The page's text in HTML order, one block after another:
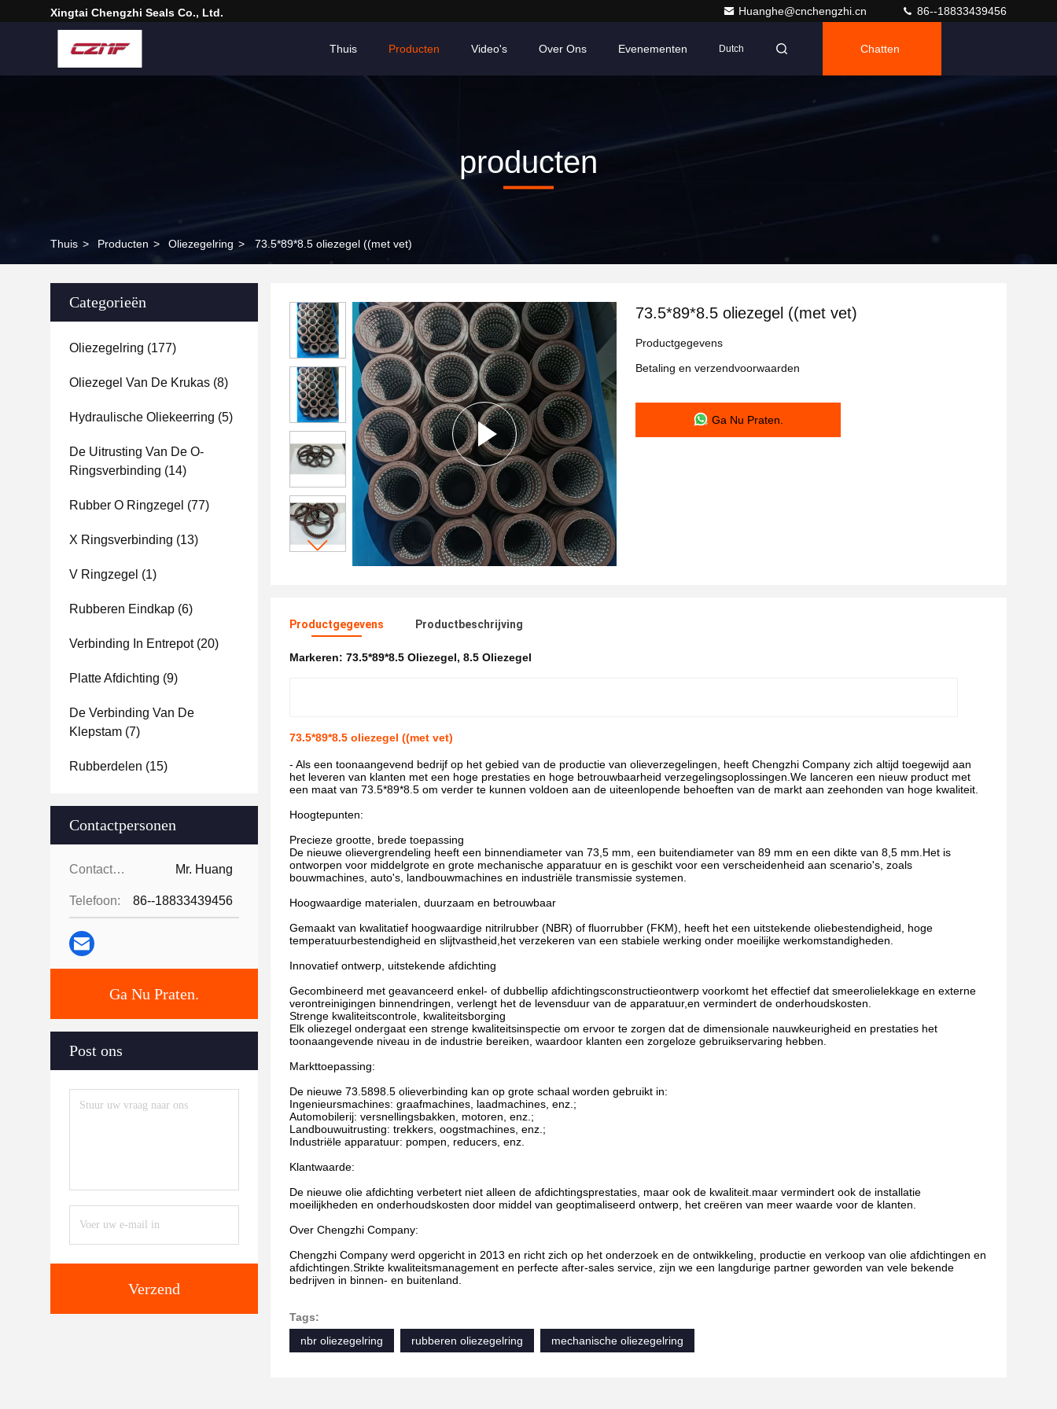
Xingtai Chengzhi Seals Co., Ltd. Huanghe@cnchengzhi.cn 86--18833439456
Thuis Producten Video's Over Ons Evenementen Dutch Chatten
producten
Thuis > Producten > Oliezegelring > 73.5*89*8.5 oliezegel ((met vet)
Categorieën
Oliezegelring (177)
Oliezegel Van De Krukas (8)
Hydraulische Oliekeerring (5)
De Uitrusting Van De O-
Ringsverbinding (14)
Rubber O Ringzegel (77)
X Ringsverbinding (13)
V Ringzegel (1)
Rubberen Eindkap (6)
Verbinding In Entrepot(20)
Platte Afdichting (9)
De Verbinding Van De
Klepstam (7)
Rubberdelen (15)
Contactpersonen
Contactpersonen: Mr. Huang
Telefoon: 86--18833439456
Ga Nu Praten.
Post ons
Verzend
73.5*89*8.5 oliezegel ((met vet)
Productgegevens
Betaling en verzendvoorwaarden
Ga Nu Praten.
Productgegevens Productbeschrijving
Markeren: 73.5*89*8.5 Oliezegel, 8.5 Oliezegel
73.5*89*8.5 oliezegel ((met vet)
- Als een toonaangevend bedrijf op het gebied van de productie van olieverzegelingen, heeft Chengzhi Company zich altijd toegewijd aan
het leveren van klanten met een hoge prestaties en hoge betrouwbaarheid verzegelingsoplossingen.We lanceren een nieuw product met
een maat van 73.5*89*8.5 om verder te kunnen voldoen aan de uiteenlopende behoeften van de markt aan zeehonden van hoge kwaliteit.
Hoogtepunten:
Precieze grootte, brede toepassing
De nieuwe olievergrendeling heeft een binnendiameter van 73,5 mm, een buitendiameter van 89 mm en een dikte van 8,5 mm.Het is
ontworpen voor middelgrote en grote mechanische apparatuur en is geschikt voor een verscheidenheid aan scenario's, zoals
bouwmachines, auto's, landbouwmachines en industriële transmissie systemen.
Hoogwaardige materialen, duurzaam en betrouwbaar
Gemaakt van kwalitatief hoogwaardige nitrilrubber (NBR) of fluorrubber (FKM), heeft het een uitstekende oliebestendigheid, hoge
temperatuurbestendigheid en slijtvastheid,het verzekeren van een stabiele werking onder moeilijke werkomstandigheden.
Innovatief ontwerp, uitstekende afdichting
Gecombineerd met geavanceerd enkel- of dubbellip afdichtingsconstructieontwerp voorkomt het effectief dat smeerolielekkage en externe
verontreinigingen binnendringen, verlengt het de levensduur van de apparatuur,en vermindert de onderhoudskosten.
Strenge kwaliteitscontrole, kwaliteitsborging
Elk oliezegel ondergaat een strenge kwaliteitsinspectie om ervoor te zorgen dat de dimensionale nauwkeurigheid en prestaties het
toonaangevende niveau in de industrie bereiken, waardoor klanten een zorgeloze gebruikservaring hebben.
Markttoepassing:
De nieuwe 73.5898.5 olieverbinding kan op grote schaal worden gebruikt in:
Ingenieursmachines: graafmachines, laadmachines, enz.;
Automobilerij: versnellingsbakken, motoren, enz.;
Landbouwuitrusting: trekkers, oogstmachines, enz.;
Industriële apparatuur: pompen, reducers, enz.
Klantwaarde:
De nieuwe olie afdichting verbetert niet alleen de afdichtingsprestaties, maar ook de kwaliteit.maar vermindert ook de installatie
moeilijkheden en onderhoudskosten door middel van geoptimaliseerd ontwerp, het creëren van meer waarde voor de klanten.
Over Chengzhi Company:
Chengzhi Company werd opgericht in 2013 en richt zich op het onderzoek en de ontwikkeling, productie en verkoop van olie afdichtingen en
afdichtingen.Strikte kwaliteitsmanagement en perfecte after-sales service, zijn we een langdurige partner geworden van vele bekende
bedrijven in binnen- en buitenland.
Tags:
nbr oliezegelring
rubberen oliezegelring mechanische oliezegelring